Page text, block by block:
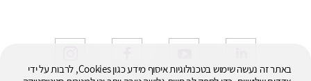
באתר זה נעשה שימוש בטכנולוגיות איסוף מידע כגון Cookies, לרבות על ידי